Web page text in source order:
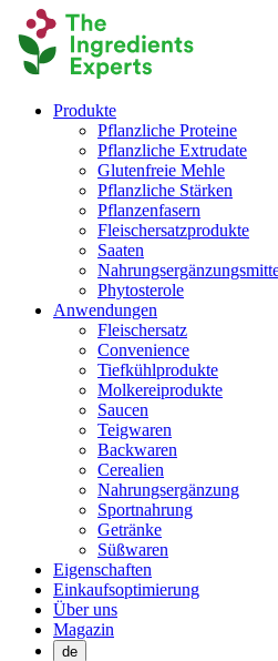
Produkte
Pflanzliche Proteine
Pflanzliche Extrudate
Glutenfreie Mehle
Pflanzliche Stärken
Pflanzenfasern
Fleischersatzprodukte
Saaten
Phytosterole
Anwendungen
Fleischersatz
Convenience
Tiefkühlprodukte
Molkereiprodukte
Saucen
Teigwaren
Backwaren
Cerealien
Nahrungsergänzung
Sportnahrung
Getränke
Süßwaren
Eigenschaften
Einkaufsoptimierung
Über uns
Magazin
de